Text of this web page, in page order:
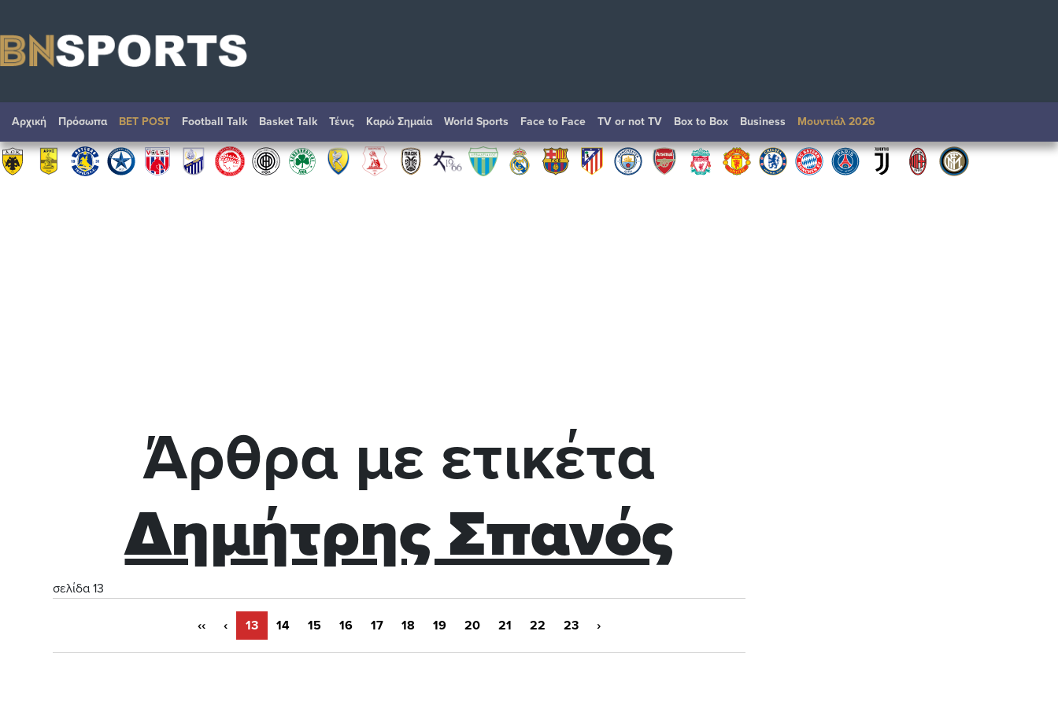
Αρχική Πρόσωπα BET POST Football Talk Basket Talk Τένις Καρώ Σημαία World Sports Face to Face TV or not TV Box to Box Βusiness Μουντιάλ 2026
Άρθρα με ετικέτα
Δημήτρης Σπανός
σελίδα 13
‹‹ ‹ 13 14 15 16 17 18 19 20 21 22 23 ›